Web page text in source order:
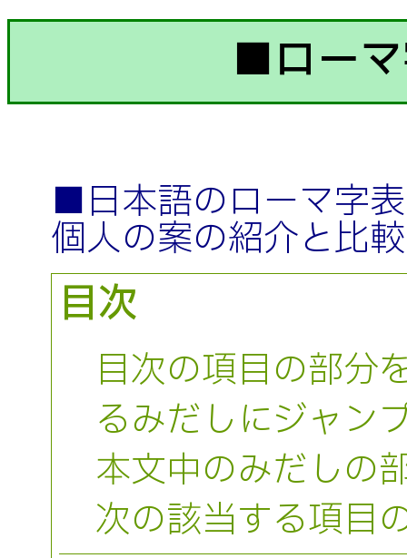
■ロー
■日本語のローマ字
個人の案の紹介と比
目次
目次の項目の部分
るみだしにジャン
本文中のみだしの
次の該当する項目